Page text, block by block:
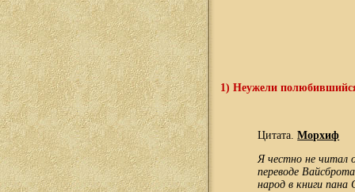
1) Неужели
Цитата.Морхиф
Я честно не читал
переводе
народ в книги пана